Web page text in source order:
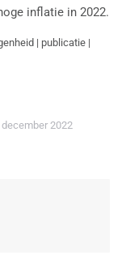
inflatie in 2022.
| publicatie |
2022